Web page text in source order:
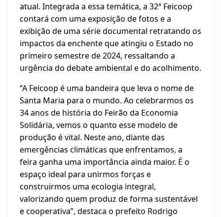
atual. Integrada a essa temática, a 32ª Feicoop
contará com uma exposição de fotos e a
exibição de uma série documental retratando os
impactos da enchente que atingiu o Estado no
primeiro semestre de 2024, ressaltando a
urgência do debate ambiental e do acolhimento.
“A Feicoop é uma bandeira que leva o nome de
Santa Maria para o mundo. Ao celebrarmos os
34 anos de história do Feirão da Economia
Solidária, vemos o quanto esse modelo de
produção é vital. Neste ano, diante das
emergências climáticas que enfrentamos, a
feira ganha uma importância ainda maior. É o
espaço ideal para unirmos forças e
construirmos uma ecologia integral,
valorizando quem produz de forma sustentável
e cooperativa”, destaca o prefeito Rodrigo